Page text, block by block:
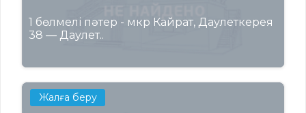
1 бөлмелі пәтер - мкр Кайрат, Даулеткерея
38 — Даулет..
Жалға беру